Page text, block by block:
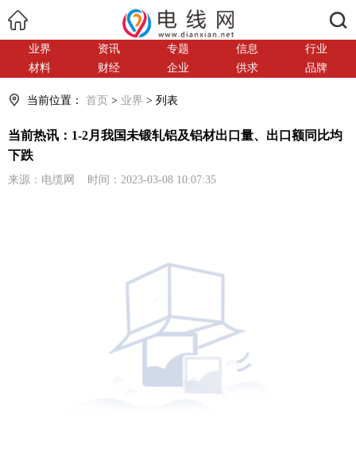
业界 资讯 专题 信息
行业
材料
财经 企业 供求 品牌
当前位置： 首页 > 业界 > 列表
当前热讯：1-2月我国未锻轧铝及铝材出口量、出口额同比均
下跌
来源：电缆网 时间：2023-03-08 10:07:35